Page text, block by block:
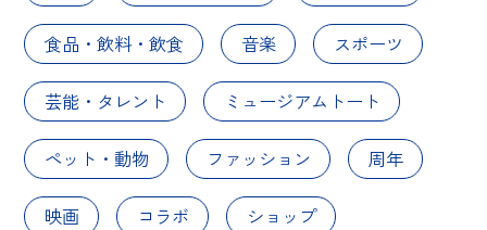
食品・飲料・飲食 音楽 スポーツ
芸能・タレント ミュージアムトート
ペット・動物 ファッション 周年
映画 コラボ ショップ